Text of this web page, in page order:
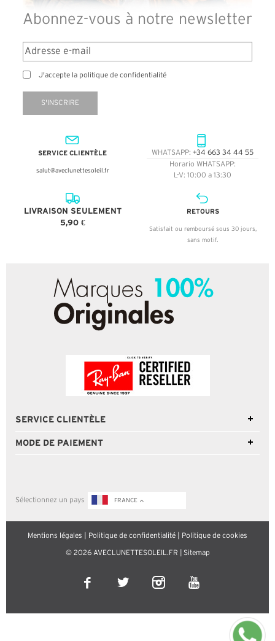
Abonnez-vous à notre newsletter
J'accepte la politique de confidentialité
S'INSCRIRE
SERVICE CLIENTÈLE
salut@aveclunettesoleil.fr
WHATSAPP: +34 663 34 44 55
Horario WHATSAPP:
L-V: 10:00 a 13:30
LIVRAISON SEULEMENT
5,90 €
RETOURS
Satisfait ou remboursé sous 30 jours,
sans motif.
SERVICE CLIENTÈLE
MODE DE PAIEMENT
Sélectionnez un pays FRANCE
Mentions légales Politique de confidentialité Politique de cookies
© 2026 AVECLUNETTESOLEIL.FR | Sitemap